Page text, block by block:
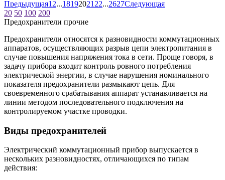
Предыдущая1 2...18192021 22...2627Следующая
20 50 100 200
Предохранители прочие
Предохранители относятся к разновидности коммутационных
аппаратов, осуществляющих разрыв цепи электропитания в
случае повышения напряжения тока в сети. Проще говоря, в
задачу прибора входит контроль ровного потребления
электрической энергии, в случае нарушения номинального
показателя предохранители размыкают цепь. Для
своевременного срабатывания аппарат устанавливается на
линии методом последовательного подключения на
контролируемом участке проводки.
Виды предохранителей
Электрический коммутационный прибор выпускается в
нескольких разновидностях, отличающихся по типам
действия: